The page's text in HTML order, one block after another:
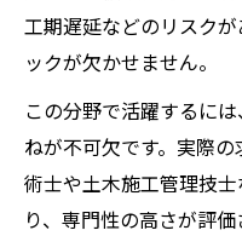
仮設構造物設計を
収事情
建設コンサル
物設計の違い
40代建設コン
実態を解説
工期遅延などのリスク
ックが欠かせません。
この分野で活躍するに
ねが不可欠です。実際
術士や土木施工管理技
り、専門性の高さが評価